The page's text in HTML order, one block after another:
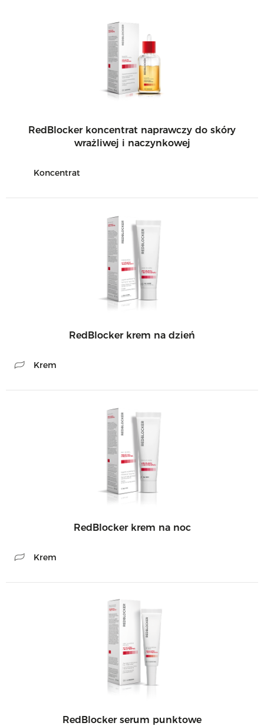
RedBlocker koncentrat naprawczy do skóry
wrażliwej i naczynkowej
Koncentrat
RedBlocker krem na dzień
Krem
RedBlocker krem na noc
Krem
RedBlocker serum punktowe